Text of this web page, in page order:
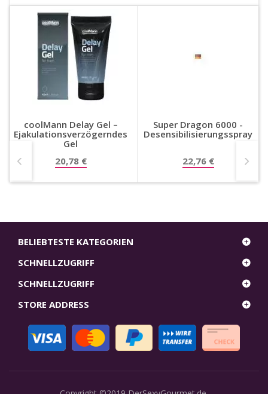
coolMann Delay Gel –
Ejakulationsverzögerndes
Gel
20,78 €
Super Dragon 6000 -
Desensibilisierungsspray
22,76 €
BELIEBTESTE KATEGORIEN
SCHNELLZUGRIFF
SCHNELLZUGRIFF
STORE ADDRESS